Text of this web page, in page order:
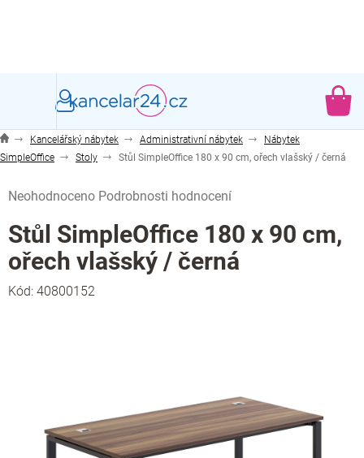
Kancelářský nábytek Administrativní nábytek
Nábytek
SimpleOffice
Stoly Stůl SimpleOffice 180 x 90 cm, ořech vlašský / černá
hodnocení
produktu
je
0,0
z
5
Neohodnoceno Podrobnosti hodnocení
Stůl SimpleOffice 180 x 90 cm,
ořech vlašský / černá
Kód: 40800152